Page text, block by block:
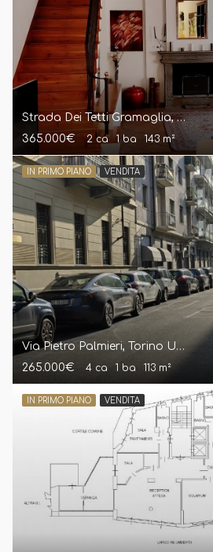
Strada Dei Tetti Gramaglia, Cavoretto (TO) Casa Indipendente
365.000€
2 ca 1 ba 143 m²
IN PRIMO PIANO VENDITA
Via Pietro Palmieri, Torino Ufficio
265.000€
4 ca 1 ba 113 m²
IN PRIMO PIANO VENDITA